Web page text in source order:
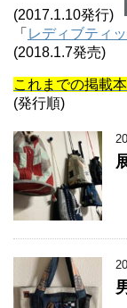
(2017.1.10発行)
「 レディブティ
(2018.1.7発売)
これまでの掲載
(発行順)